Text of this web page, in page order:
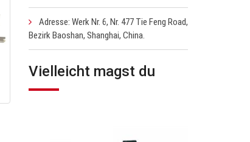
Adresse: Werk Nr. 6, Nr. 477 Tie Feng Road,
Bezirk Baoshan, Shanghai, China.
Vielleicht magst du